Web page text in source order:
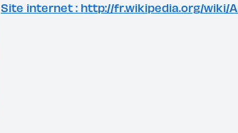
Site internet : http://fr.wikipedia.org/wiki/